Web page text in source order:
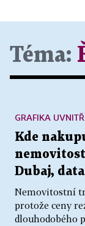
Téma:
Kde
Dubaj,
Nemovitostní
protože ceny
dlouhodobého
GRAFIKA UVNITŘ